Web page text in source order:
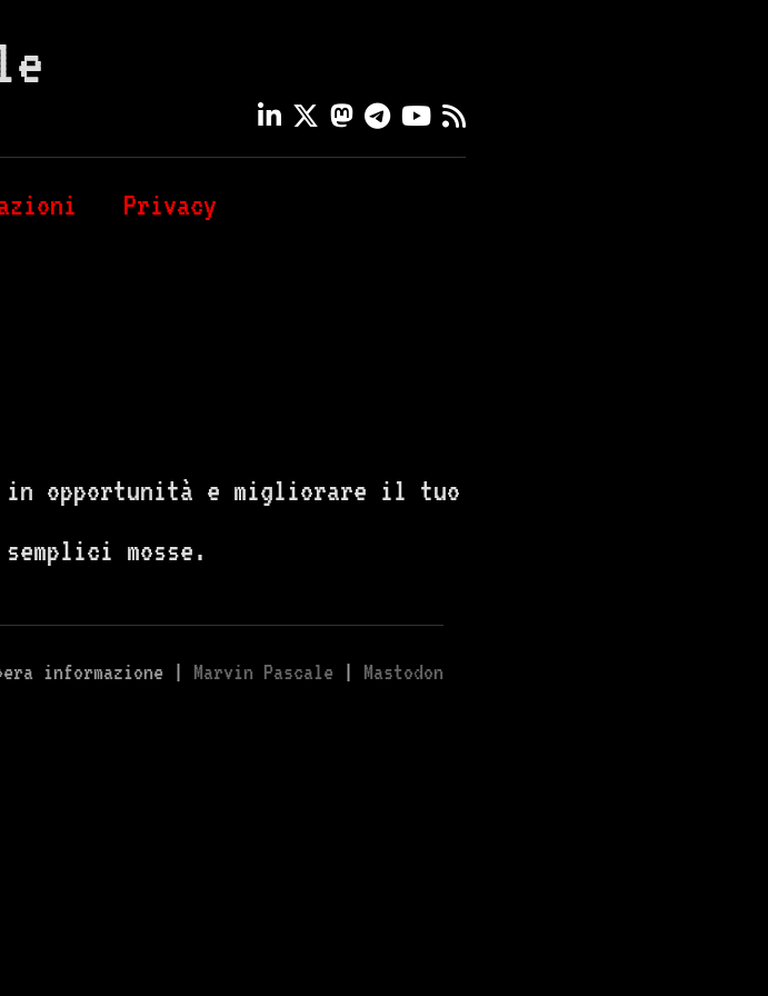
Privacy
in opportunità e migliorare il tuo
mosse.
informazione | Marvin Pascale | Mastodon